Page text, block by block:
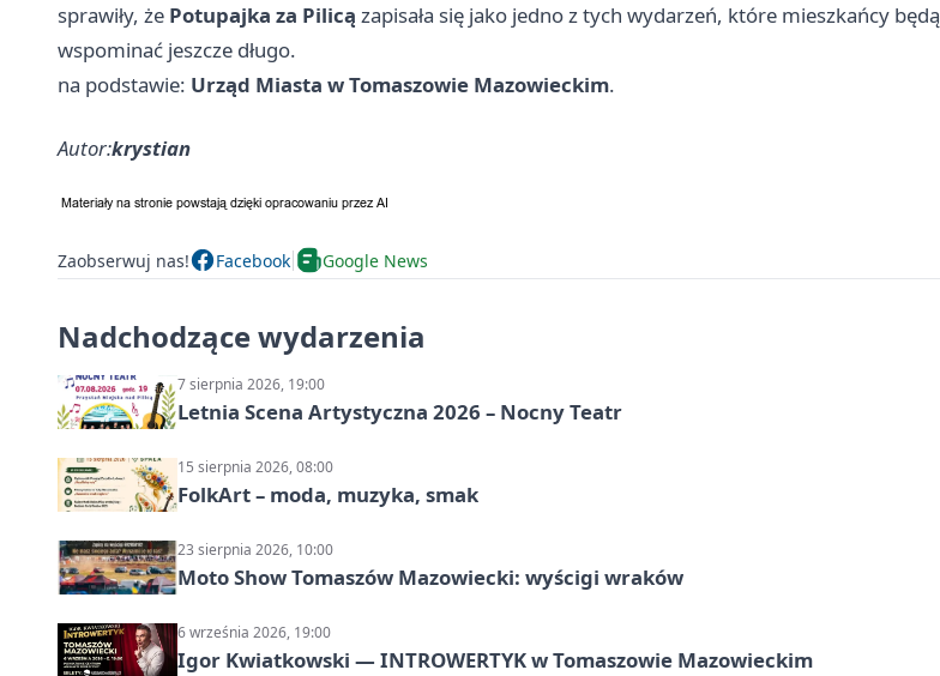
sprawiły, że Potupajka za Pilicą zapisała się jako jedno z tych wydarzeń, które mieszkańcy będą
wspominać jeszcze długo.
na podstawie: Urząd Miasta w Tomaszowie Mazowieckim.
Autor:krystian
Zaobserwuj nas! Facebook Google News
Nadchodzące wydarzenia
7 sierpnia 2026, 19:00
Letnia Scena Artystyczna 2026 – Nocny Teatr
15 sierpnia 2026, 08:00
FolkArt – moda, muzyka, smak
23 sierpnia 2026, 10:00
Moto Show Tomaszów Mazowiecki: wyścigi wraków
6 września 2026, 19:00
Igor Kwiatkowski — INTROWERTYK w Tomaszowie Mazowieckim